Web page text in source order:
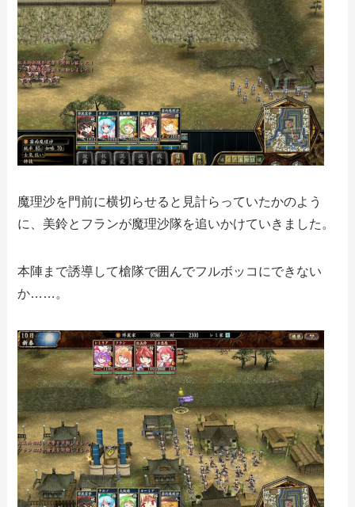
魔理沙を門前に横切らせると見計らっていたかのよう
に、美鈴とフランが魔理沙隊を追いかけていきました。
本陣まで誘導して槍隊で囲んでフルボッコにできない
か……。